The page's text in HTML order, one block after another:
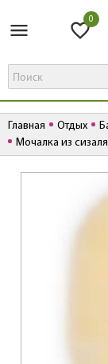
0
Главная Отдых
Мочалка из